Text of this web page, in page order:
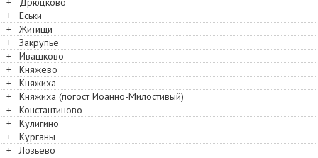
+
Еськи
+
Житищи
+
Закрупье
+
Ивашково
+
Княжево
+
Княжиха
+
Княжиха (погост Иоанно-Милостивый)
+
Константиново
+
Кулигино
+
Курганы
+
Лозьево